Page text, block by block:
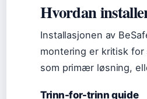
Hvordan
Installasjonen av
montering er kritisk
som primær løsning,
Trinn-for-trinn guide